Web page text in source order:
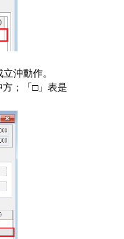
沖動作。
；「□」表是